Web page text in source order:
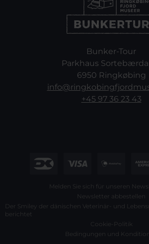
Bunker-Tour
Parkhaus
6950 Ringkøbing
+45 97 36 23 43
Melden Sie sich für unseren
Newsletter abbestellen
Der Smiley der dänischen Veterinär- und
berichtet
Cookie-Politik
Bedingungen und